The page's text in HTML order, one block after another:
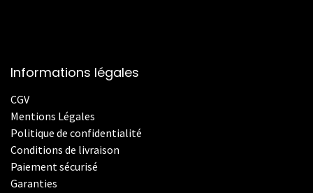
Informations légales
CGV
Mentions Légales
Politique de confidentialité
Conditions de livraison
Paiement sécurisé
Garanties